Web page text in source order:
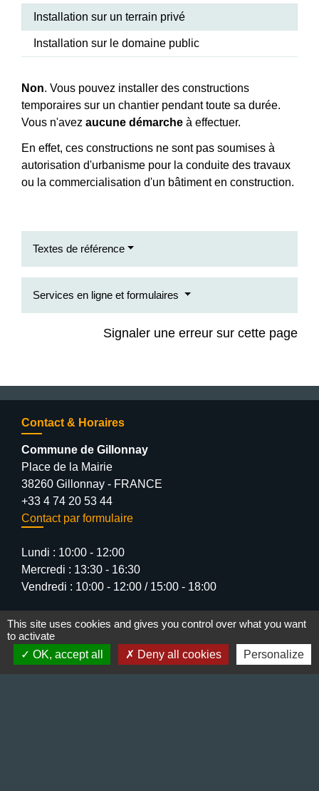
Installation sur un terrain privé
Installation sur le domaine public
Non. Vous pouvez installer des constructions
temporaires sur un chantier pendant toute sa durée.
Vous n'avez aucune démarche à effectuer.
En effet, ces constructions ne sont pas soumises à
autorisation d'urbanisme pour la conduite des travaux
ou la commercialisation d'un bâtiment en construction.
Textes de référence
Services en ligne et formulaires
Signaler une erreur sur cette page
Contact & Horaires
Commune de Gillonnay
Place de la Mairie
38260 Gillonnay - FRANCE
+33 4 74 20 53 44
Contact par formulaire
Lundi : 10:00 - 12:00
Mercredi : 13:30 - 16:30
Vendredi : 10:00 - 12:00 / 15:00 - 18:00
This site uses cookies and gives you control over what you want
to activate
OK, accept all
Deny all cookies Personalize